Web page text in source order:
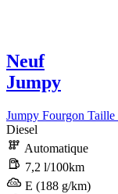
Neuf
Jumpy
Jumpy Fourgon
Diesel
Automatique
7,2 l/100km
E (188 g/km)